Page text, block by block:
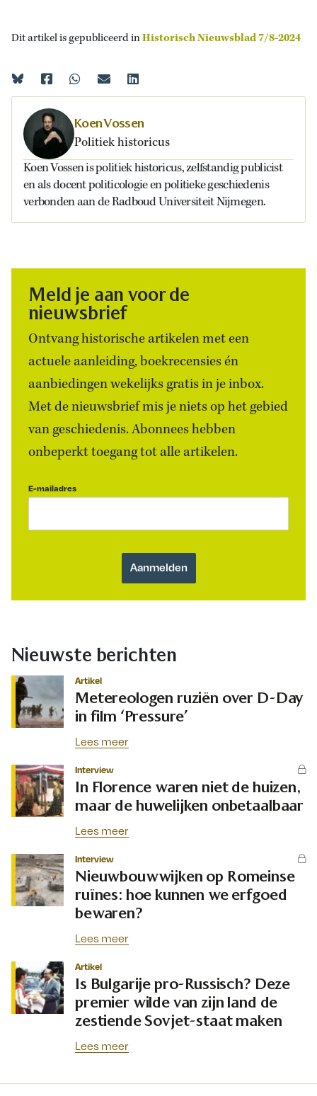
Dit artikel is gepubliceerd inHistorisch Nieuwsblad 7/8-2024
Koen Vossen
Politiek historicus
Koen Vossen is politiek historicus, zelfstandig publicist
en als docent politicologie en politieke geschiedenis
verbonden aan de Radboud Universiteit Nijmegen.
Meld je aan voor de
nieuwsbrief
Ontvang historische artikelen met een
actuele aanleiding, boekrecensies én
aanbiedingen wekelijks gratis in je inbox.
Met de nieuwsbrief mis je niets op het gebied
van geschiedenis. Abonnees hebben
onbeperkt toegang tot alle artikelen.
E-mailadres
Nieuwste berichten
Artikel
Metereologen ruziën over D-Day
in film ‘Pressure’
Lees meer
Interview
In Florence waren niet de huizen,
maar de huwelijken onbetaalbaar
Lees meer
Interview
Nieuwbouwwijken op Romeinse
ruïnes: hoe kunnen we erfgoed
bewaren?
Lees meer
Artikel
Is Bulgarije pro-Russisch? Deze
premier wilde van zijn land de
zestiende Sovjet-staat maken
Lees meer